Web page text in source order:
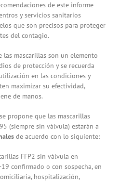
de este informe
y servicios sanitarios
que son precisos para proteger
del contagio.
las mascarillas son un elemento
de protección y se recuerda
en las condiciones y
maximizar su efectividad,
de manos.
propone que las mascarillas
(siempre sin válvula) estarán a
de acuerdo con lo siguiente:
FFP2 sin válvula en
confirmado o con sospecha, en
hospitalización,